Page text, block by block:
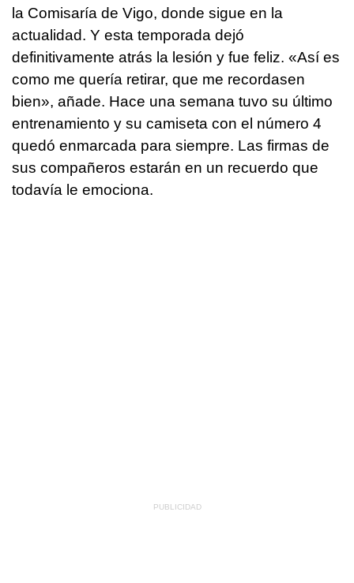
la Comisaría de Vigo, donde sigue en la
actualidad. Y esta temporada dejó
definitivamente atrás la lesión y fue feliz. «Así es
como me quería retirar, que me recordasen
bien», añade. Hace una semana tuvo su último
entrenamiento y su camiseta con el número 4
quedó enmarcada para siempre. Las firmas de
sus compañeros estarán en un recuerdo que
todavía le emociona.